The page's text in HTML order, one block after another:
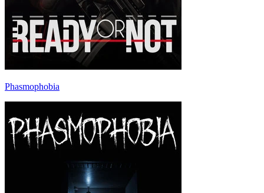
Phasmophobia